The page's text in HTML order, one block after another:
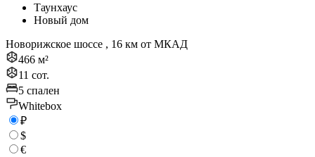
Таунхаус
Новый дом
Новорижское шоссе , 16 км от МКАД
466 м²
11 сот.
5 спален
Whitebox
₽
$
€